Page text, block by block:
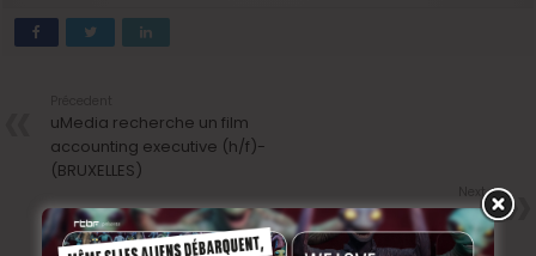
uMedia recherche un film
accounting executive (h/f)-
(BRUXELLES)
Next
Virginie Efira dans Un homme à
la hauteur: bande-annonce